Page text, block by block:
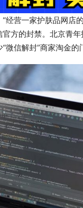
经营一家护肤品网店
方的封禁。北京青
信解封”商家淘金的